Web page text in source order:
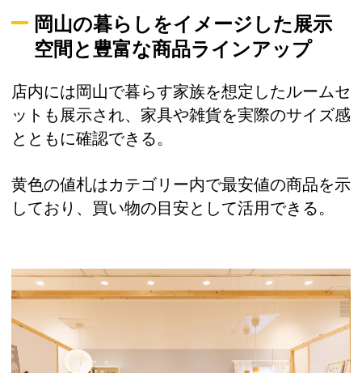
岡山の暮らしをイメージした展示
空間と豊富な商品ラインアップ
店内には岡山で暮らす家族を想定したルームセ
ットも展示され、家具や雑貨を実際のサイズ感
とともに確認できる。
黄色の値札はカテゴリー内で最安値の商品を示
しており、買い物の目安として活用できる。